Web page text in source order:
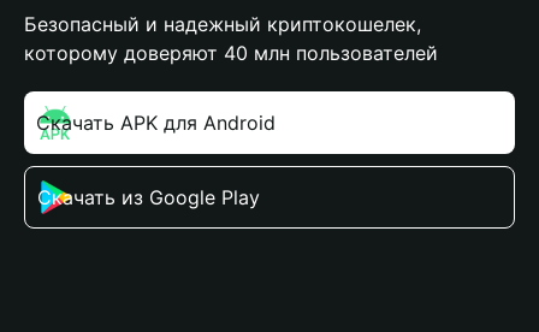
Безопасный и надежный криптокошелек,
которому доверяют 40 млн пользователей
Скачать APK для Android
Скачать из Google Play